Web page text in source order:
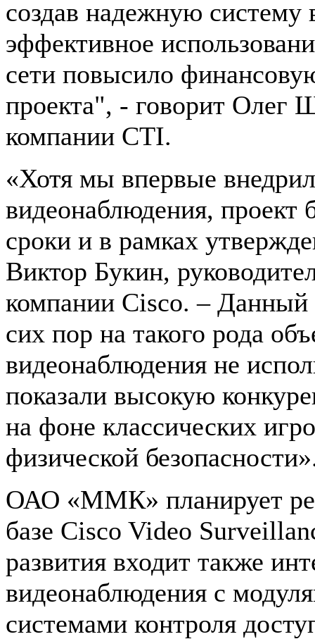
создав надежную систему
эффективное
сети повысило
проекта", - говорит Олег
компании CTI.
«Хотя мы впервые
видеонаблюдения, проект
сроки и в рамках
Виктор Букин,
компании Cisco. – Данный
сих пор на такого рода
видеонаблюдения не
показали высокую
на фоне классических
физической
ОАО «ММК» планирует
базе Cisco Video
развития входит также
видеонаблюдения с
системами контроля